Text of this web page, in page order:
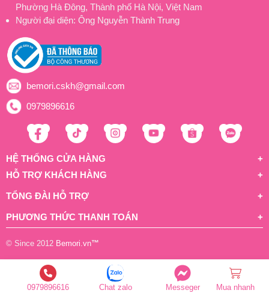
0979896616 Chat zalo Messeger Mua nhanh
Phường Hà Đông, Thành phố Hà Nội, Việt Nam
Người đại diện: Ông Nguyễn Thành Trung
bemori.cskh@gmail.com
0979896616
HỆ THỐNG CỬA HÀNG
HỖ TRỢ KHÁCH HÀNG
TỔNG ĐÀI HỖ TRỢ
PHƯƠNG THỨC THANH TOÁN
© Since 2012 Bemori.vn™